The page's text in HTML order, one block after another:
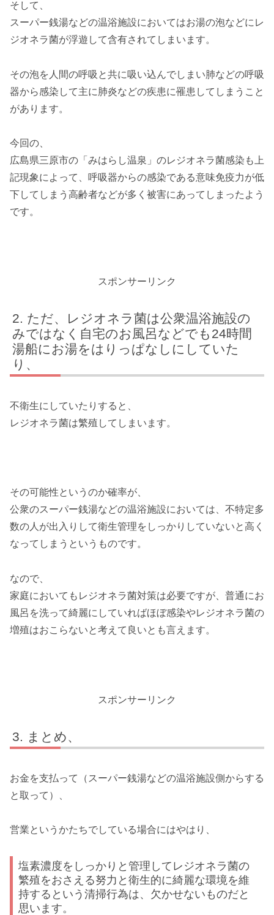
そして、
スーパー銭湯などの温浴施設においてはお湯の泡などにレ
ジオネラ菌が浮遊して含有されてしまいます。
その泡を人間の呼吸と共に吸い込んでしまい肺などの呼吸
器から感染して主に肺炎などの疾患に罹患してしまうこと
があります。
今回の、
広島県三原市の「みはらし温泉」のレジオネラ菌感染も上
記現象によって、呼吸器からの感染である意味免疫力が低
下してしまう高齢者などが多く被害にあってしまったよう
です。
スポンサーリンク
ただ、レジオネラ菌は公衆温浴施設の
みではなく自宅のお風呂などでも24時間
湯船にお湯をはりっぱなしにしていた
り、
不衛生にしていたりすると、
レジオネラ菌は繁殖してしまいます。
その可能性というのか確率が、
公衆のスーパー銭湯などの温浴施設においては、不特定多
数の人が出入りして衛生管理をしっかりしていないと高く
なってしまうというものです。
なので、
家庭においてもレジオネラ菌対策は必要ですが、普通にお
風呂を洗って綺麗にしていればほぼ感染やレジオネラ菌の
増殖はおこらないと考えて良いとも言えます。
スポンサーリンク
まとめ、
お金を支払って（スーパー銭湯などの温浴施設側からする
と取って）、
営業というかたちでしている場合にはやはり、
塩素濃度をしっかりと管理してレジオネラ菌の
繁殖をおさえる努力と衛生的に綺麗な環境を維
持するという清掃行為は、欠かせないものだと
思います。